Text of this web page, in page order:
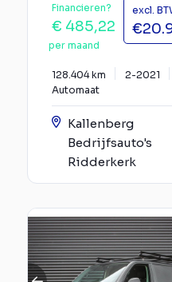
Financieren?
€ 485,22
per maand
excl.
128.404 km
2-2021
Automaat
Kallenberg
Bedrijfsauto's
Ridderkerk